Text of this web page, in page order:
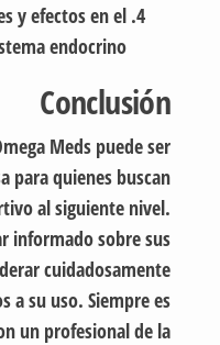
y efectos en el
sistema endocrino
Conclusión
Meds puede ser
para quienes buscan
al siguiente nivel.
informado sobre sus
cuidadosamente
a su uso. Siempre es
un profesional de la